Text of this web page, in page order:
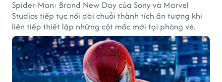
Spider-Man: Brand New Day của Sony và Marvel
Studios tiếp tục nối dài chuỗi thành tích ấn tượng khi
liên tiếp thiết lập những cột mốc mới tại phòng vé.